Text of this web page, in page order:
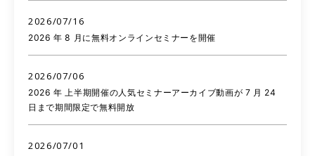
2026/07/16
2026 年 8 月に無料オンラインセミナーを開催
2026/07/06
2026 年 上半期開催の人気セミナーアーカイブ動画が 7 月 24
日まで期間限定で無料開放
2026/07/01